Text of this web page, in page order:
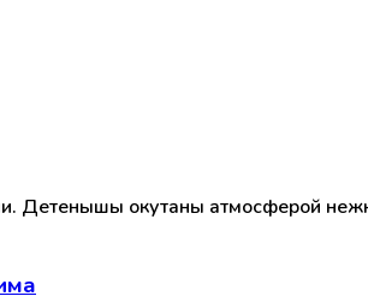
Детенышы окутаны атмосферой